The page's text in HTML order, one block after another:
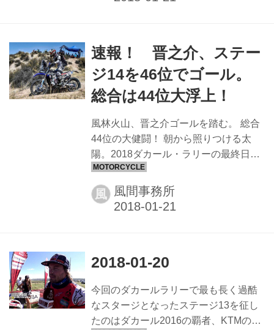
カールのフィナーレを飾る狂宴だっ
た。
速報！ 晋之介、ステー
ジ14を46位でゴール。
総合は44位大浮上！
風林火山、晋之介ゴールを踏む。 総合
44位の大健闘！ 朝から照りつける太
陽。2018ダカール・ラリーの最終日は
アルゼンチンの第二の都市コルドバ郊
外のSS120kmで行われた。少々熱気味
だった晋之介は、これが最後の日と、
が健闘したが、やはり総合タイトルは
に握り締められた。KTM強し17連勝！
現時点での総合順位リザルト
風 風間事務所
2018-01-20
今回のダカールラリーで最も長く過酷
なスタージとなったステージ13を征し
たのはダカール2016の覇者、KTMのト